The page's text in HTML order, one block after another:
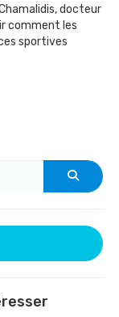
docteur
comment les
sportives